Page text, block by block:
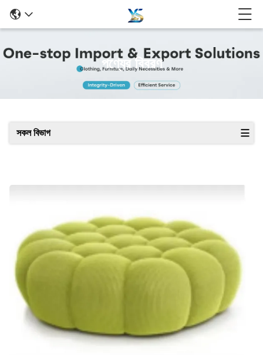
পণ্যের বিবরণ
সকল বিভাগ